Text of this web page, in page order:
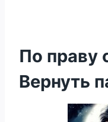
По праву
Вернуть